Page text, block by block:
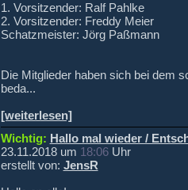
1. Vorsitzender: Ralf Pahlke
2. Vorsitzender: Freddy Meier
Schatzmeister: Jörg Paßmann
Die Mitglieder haben sich bei dem
beda...
[weiterlesen]
Wichtig: Hallo mal wieder /
23.11.2018 um 18:06Uhr
erstellt von: JensR